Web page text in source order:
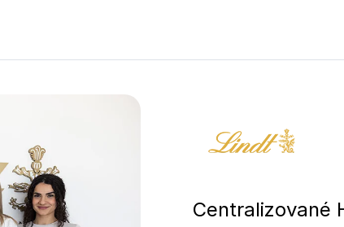
Centralizované